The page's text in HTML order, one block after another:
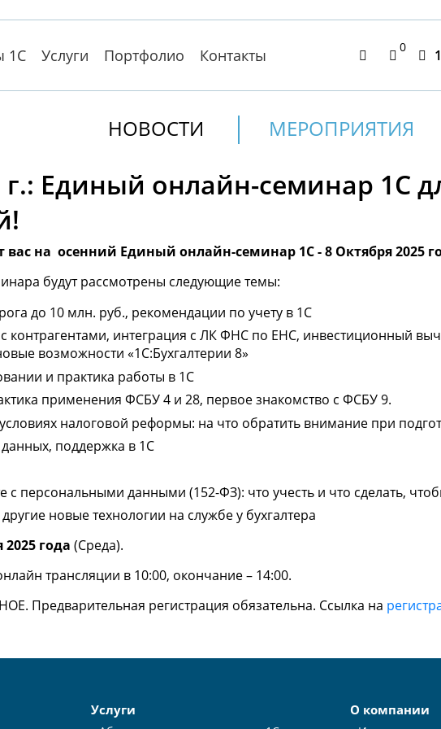
1С Услуги Портфолио Контакты 0
НОВОСТИ МЕРОПРИЯТИЯ
г.: Единый онлайн-семинар 1С
на осенний Единый онлайн-семинар 1С - 8 Октября 2025
будут рассмотрены следующие темы:
до 10 млн. руб., рекомендации по учету в 1С
контрагентами, интеграция с ЛК ФНС по ЕНС, инвестиционный
возможности «1С:Бухгалтерии 8»
и практика работы в 1С
применения ФСБУ 4 и 28, первое знакомство с ФСБУ 9.
налоговой реформы: на что обратить внимание при
поддержка в 1С
с персональными данными (152-ФЗ): что учесть и что сделать,
новые технологии на службе у бухгалтера
года (Среда).
трансляции в 10:00, окончание – 14:00.
Предварительная регистрация обязательна. Ссылка на
Услуги О компании